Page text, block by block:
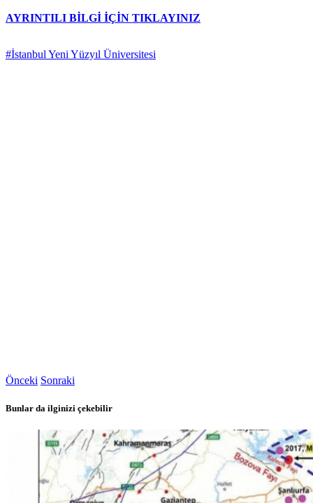
AYRINTILI BİLGİ İÇİN TIKLAYINIZ
#İstanbul Yeni Yüzyıl Üniversitesi
Önceki Sonraki
Bunlar da ilginizi çekebilir